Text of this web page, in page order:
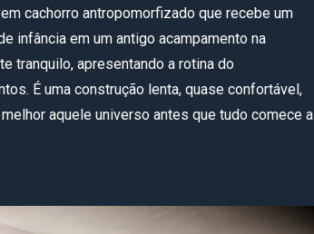
cachorro antropomorfizado que recebe um
infância em um antigo acampamento na
tranquilo, apresentando a rotina do
É uma construção lenta, quase confortável,
aquele universo antes que tudo comece a